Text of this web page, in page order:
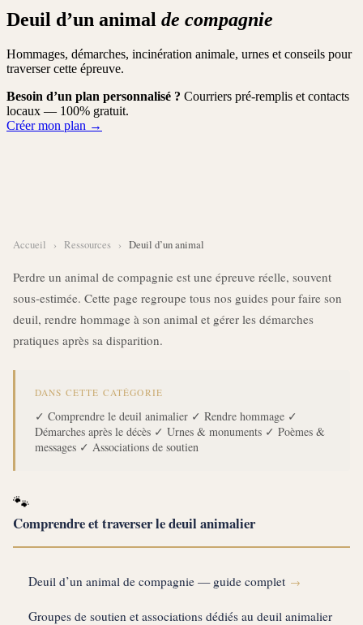
Deuil d’un animal de compagnie
Hommages, démarches, incinération animale, urnes et conseils pour
traverser cette épreuve.
Besoin d’un plan personnalisé ? Courriers pré-remplis et contacts
locaux — 100% gratuit.
Créer mon plan →
Accueil › Ressources › Deuil d’un animal
Perdre un animal de compagnie est une épreuve réelle, souvent
sous-estimée. Cette page regroupe tous nos guides pour faire son
deuil, rendre hommage à son animal et gérer les démarches
pratiques après sa disparition.
DANS CETTE CATÉGORIE
✓ Comprendre le deuil animalier ✓ Rendre hommage ✓
Démarches après le décès ✓ Urnes & monuments ✓ Poèmes &
messages ✓ Associations de soutien
🐾
Comprendre et traverser le deuil animalier
Deuil d’un animal de compagnie — guide complet →
Groupes de soutien et associations dédiés au deuil animalier